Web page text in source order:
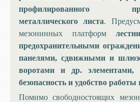
профилированного
металлического листа.
мезонинных платформ
предохранительными
панелями, сдвижными и
воротами и др. элементами,
безопасность и удобство работы
Помимо свободностоящих